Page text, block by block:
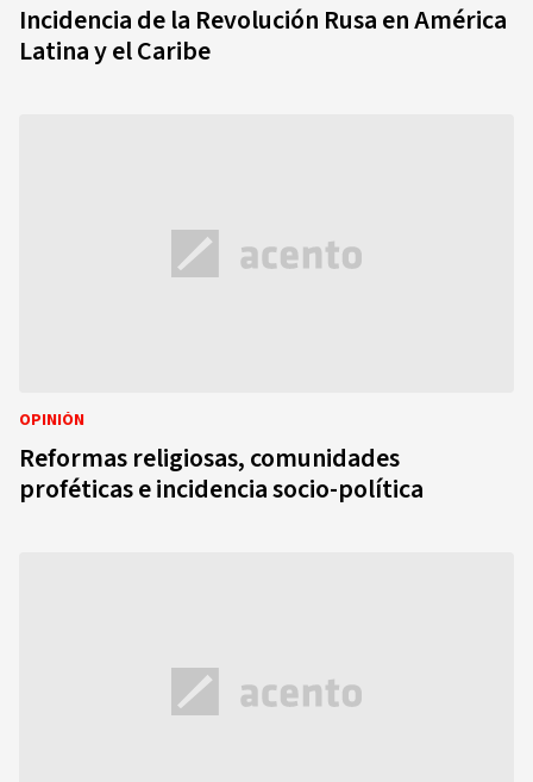
Incidencia de la Revolución Rusa en América
Latina y el Caribe
OPINIÓN
Reformas religiosas, comunidades
proféticas e incidencia socio-política